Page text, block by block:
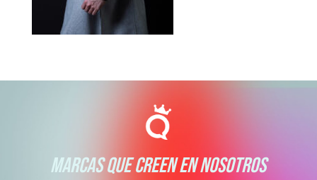
MARCAS QUE CREEN EN NOSOTROS